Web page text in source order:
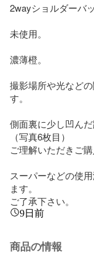
2wayショルダーバッ
未使用。
濃薄橙。
撮影場所や光など
す。
側面裏に少し凹んだ
（写真6枚目）
ご理解いただきご
スーパーなどの使
ます。
ご了承下さい。
9日前
商品の情報